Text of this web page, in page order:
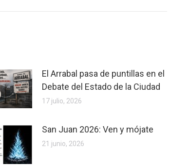
El Arrabal pasa de puntillas en el
Debate del Estado de la Ciudad
17 julio, 2026
San Juan 2026: Ven y mójate
21 junio, 2026